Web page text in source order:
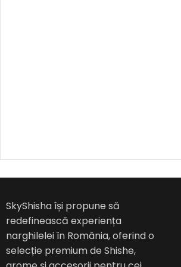
SkyShisha își propune să
redefinească experiența
narghilelei în România, oferind o
selecție premium de Shishe,